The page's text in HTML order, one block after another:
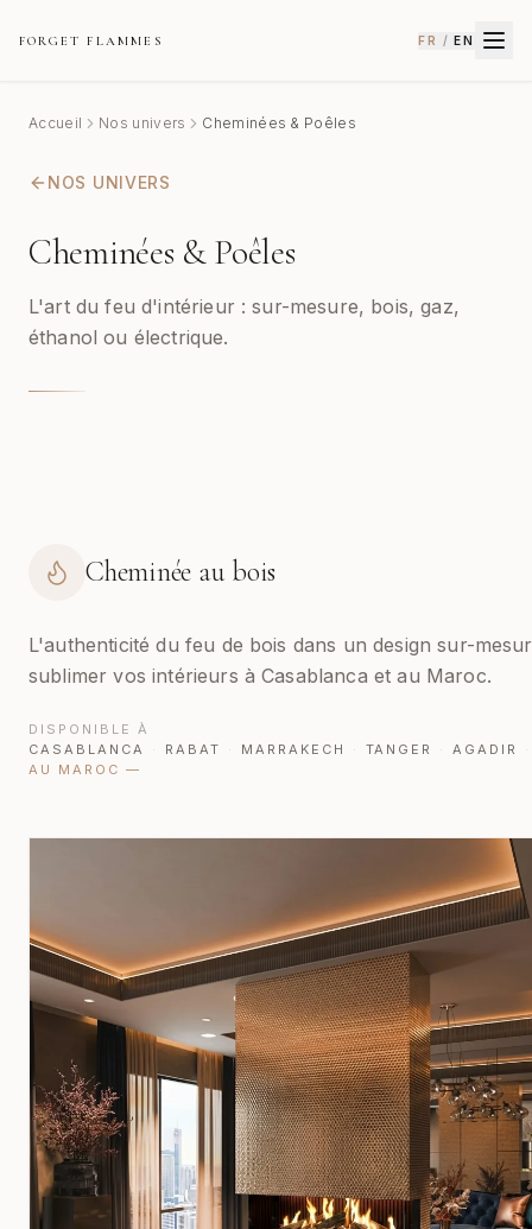
FORGET FLAMMES FR / EN
Accueil Nos univers Cheminées & Poêles
NOS UNIVERS
Cheminées & Poêles
L'art du feu d'intérieur : sur-mesure, bois, gaz,
éthanol ou électrique.
Cheminée au bois
L'authenticité du feu de bois dans un design sur-
sublimer vos intérieurs à Casablanca et au Maroc.
DISPONIBLE À
CASABLANCA
· RABAT · MARRAKECH · TANGER · AGADIR
·
AU MAROC —